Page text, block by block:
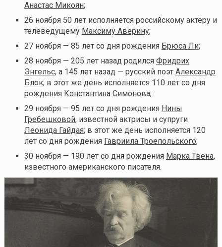
Анастас Микоян;
26 ноября 50 лет исполняется российскому актёру и
телеведущему Максиму Аверину;
27 ноября — 85 лет со дня рождения Брюса Ли;
28 ноября — 205 лет назад родился Фридрих
Энгельс, а 145 лет назад — русский поэт Александр
Блок; в этот же день исполняется 110 лет со дня
рождения Константина Симонова;
29 ноября — 95 лет со дня рождения Нины
Гребешковой, известной актрисы и супруги
Леонида Гайдая; в этот же день исполняется 120
лет со дня рождения Гавриила Троепольского;
30 ноября — 190 лет со дня рождения Марка Твена,
известного американского писателя.